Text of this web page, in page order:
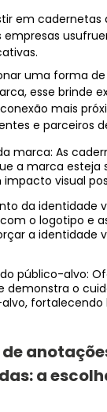
em cadernetas
empresas
uma forma
esse brinde
mais
e parceiros
a marca esteja
visual
o logotipo e
a identidade
demonstra o
fortalecendo
a